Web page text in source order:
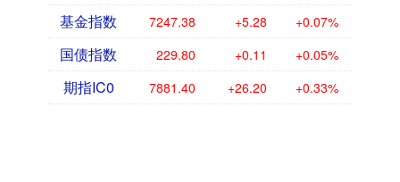
基金指数 7247.38 +5.28 +0.07%
国债指数 229.80 +0.11 +0.05%
期指IC0 7881.40 +26.20 +0.33%